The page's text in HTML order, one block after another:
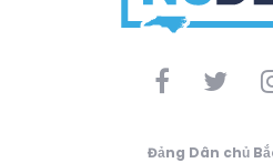
Đảng Dân chủ